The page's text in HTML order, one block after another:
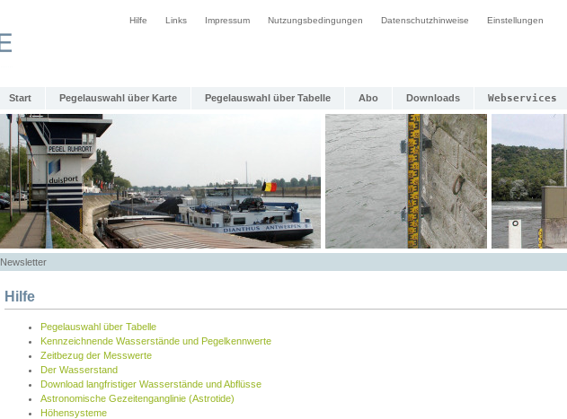
Hilfe Links Impressum Nutzungsbedingungen Datenschutzhinweise Einstellungen
Start Pegelauswahl über Karte Pegelauswahl über Tabelle Abo Downloads Webservices
Newsletter
Hilfe
Pegelauswahl über Tabelle
Kennzeichnende Wasserstände und Pegelkennwerte
Zeitbezug der Messwerte
Der Wasserstand
Download langfristiger Wasserstände und Abflüsse
Astronomische Gezeitenganglinie (Astrotide)
Höhensysteme